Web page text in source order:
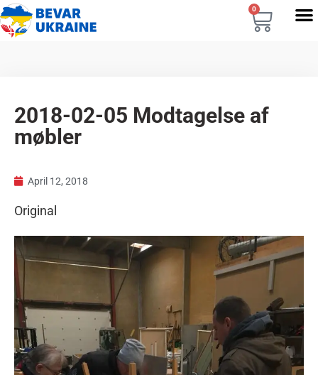
0
2018-02-05 Modtagelse af
møbler
April 12, 2018
Original